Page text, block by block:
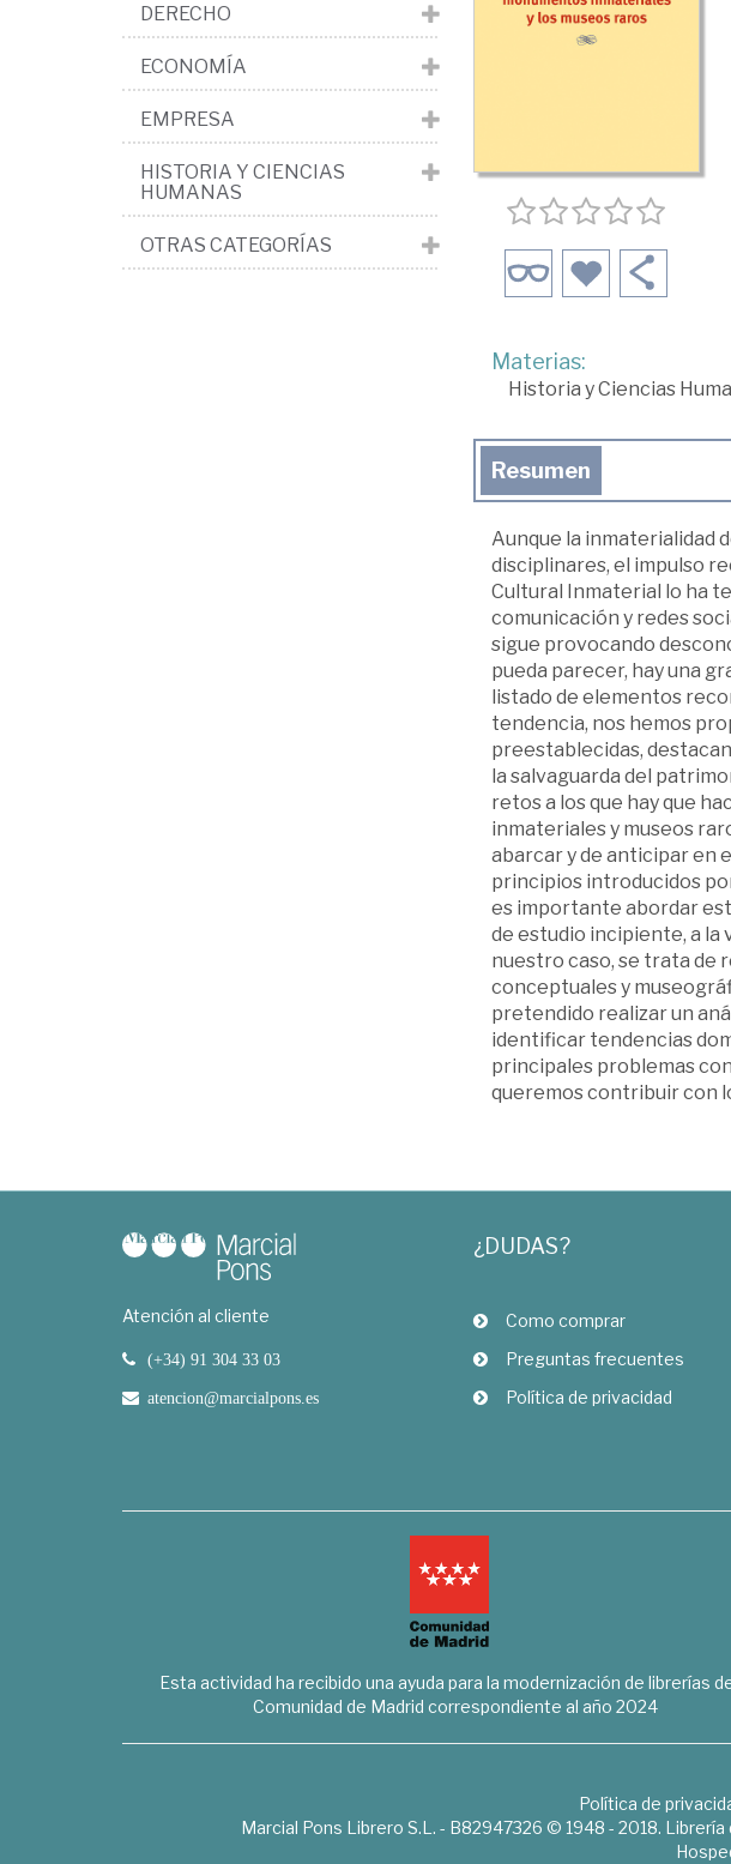
Materias:
Historia y Ciencias
Resumen
Aunque la inmaterialidad
disciplinares, el impulso
Cultural Inmaterial lo ha
comunicación y redes
sigue provocando
pueda parecer, hay una
listado de elementos
tendencia, nos hemos
preestablecidas,
la salvaguarda del
retos a los que hay que
inmateriales y museos
abarcar y de anticipar en
principios introducidos
es importante abordar
de estudio incipiente, a la
nuestro caso, se trata de
conceptuales y
pretendido realizar un
identificar tendencias
principales problemas
queremos contribuir con
DERECHO
ECONOMÍA
EMPRESA
HISTORIA Y CIENCIAS
HUMANAS
OTRAS CATEGORÍAS
Atención al cliente
(+34) 91 304 33 03
atencion@marcialpons.es
¿DUDAS?
Como comprar
Preguntas frecuentes
Política de privacidad
Esta actividad ha recibido una ayuda para la modernización de librerías
Comunidad de Madrid correspondiente al año 2024
Política de
Marcial Pons Librero S.L. - B82947326 © 1948 - 2018.